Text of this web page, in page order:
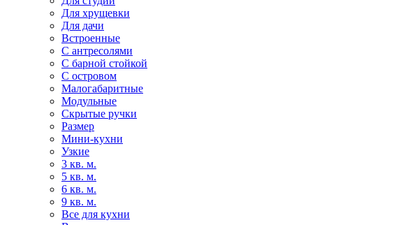
Для хрущевки
Для дачи
Встроенные
С антресолями
С барной стойкой
С островом
Малогабаритные
Модульные
Скрытые ручки
Размер
Мини-кухни
Узкие
3 кв. м.
5 кв. м.
6 кв. м.
9 кв. м.
Все для кухни